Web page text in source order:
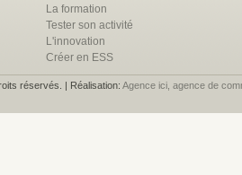
La formation
Tester son activité
L'innovation
Créer en ESS
réservés. | Réalisation: Agence ici, agence de